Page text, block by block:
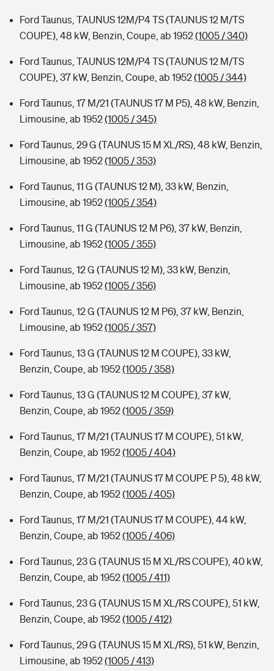
Ford Taunus, TAUNUS 12M/P4 TS (TAUNUS 12 M/TS
COUPE), 48 kW, Benzin, Coupe, ab 1952(1005 / 340)
Ford Taunus, TAUNUS 12M/P4 TS (TAUNUS 12 M/TS
COUPE), 37 kW, Benzin, Coupe, ab 1952(1005 / 344)
Ford Taunus, 17 M/21 (TAUNUS 17 M P5), 48 kW, Benzin,
Limousine, ab 1952(1005 / 345)
Ford Taunus, 29 G (TAUNUS 15 M XL/RS), 48 kW, Benzin,
Limousine, ab 1952(1005 / 353)
Ford Taunus, 11 G (TAUNUS 12 M), 33 kW, Benzin,
Limousine, ab 1952(1005 / 354)
Ford Taunus, 11 G (TAUNUS 12 M P6), 37 kW, Benzin,
Limousine, ab 1952(1005 / 355)
Ford Taunus, 12 G (TAUNUS 12 M), 33 kW, Benzin,
Limousine, ab 1952(1005 / 356)
Ford Taunus, 12 G (TAUNUS 12 M P6), 37 kW, Benzin,
Limousine, ab 1952(1005 / 357)
Ford Taunus, 13 G (TAUNUS 12 M COUPE), 33 kW,
Benzin, Coupe, ab 1952(1005 / 358)
Ford Taunus, 13 G (TAUNUS 12 M COUPE), 37 kW,
Benzin, Coupe, ab 1952(1005 / 359)
Ford Taunus, 17 M/21 (TAUNUS 17 M COUPE), 51 kW,
Benzin, Coupe, ab 1952(1005 / 404)
Ford Taunus, 17 M/21 (TAUNUS 17 M COUPE P 5), 48 kW,
Benzin, Coupe, ab 1952(1005 / 405)
Ford Taunus, 17 M/21 (TAUNUS 17 M COUPE), 44 kW,
Benzin, Coupe, ab 1952(1005 / 406)
Ford Taunus, 23 G (TAUNUS 15 M XL/RS COUPE), 40 kW,
Benzin, Coupe, ab 1952(1005 / 411)
Ford Taunus, 23 G (TAUNUS 15 M XL/RS COUPE), 51 kW,
Benzin, Coupe, ab 1952(1005 / 412)
Ford Taunus, 29 G (TAUNUS 15 M XL/RS), 51 kW, Benzin,
Limousine, ab 1952(1005 / 413)